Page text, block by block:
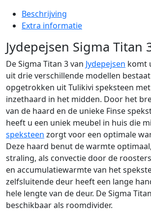
Beschrijving
Extra informatie
Jydepejsen Sigma Titan
De Sigma Titan 3 van Jydepejsen komt
uit drie verschillende modellen
opgetrokken uit Tulikivi speksteen
inzethaard in het midden. Door het
van de haard en de unieke Finse
heeft u een uniek meubel in huis die
speksteen zorgt voor een optimale
Deze haard benut de warmte
straling, als convectie door de
en accumulatiewarmte van het
zelfsluitende deur heeft een lange
hele lengte van de deur. De Sigma
beschikbaar als roomdivider.